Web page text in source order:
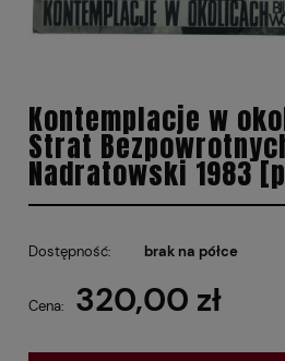
Kontemplacje w
Strat
Nadratowski 1983
Dostępność: brak na półce
Cena: 320,00 zł